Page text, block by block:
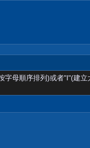
字母順序排列)或者"I"(建